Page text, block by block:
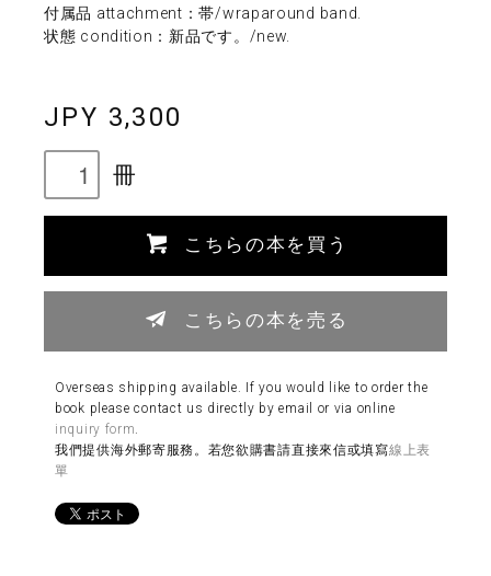
付属品 attachment：帯/wraparound band.
状態 condition：新品です。/new.
JPY 3,300
冊
こちらの本を買う
こちらの本を売る
Overseas shipping available. If you would like to order the
book please contact us directly by email or via online
inquiry form
我們提供海外郵寄服務。若您欲購書請直接來信或填寫線上表
單